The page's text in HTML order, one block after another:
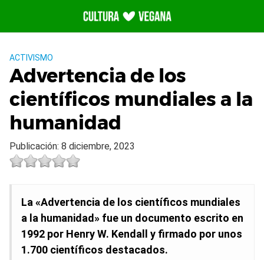
contenido
ACTIVISMO
Advertencia de los
científicos mundiales a la
humanidad
Publicación: 8 diciembre, 2023
La «Advertencia de los científicos mundiales
a la humanidad» fue un documento escrito en
1992 por Henry W. Kendall y firmado por unos
1.700 científicos destacados.